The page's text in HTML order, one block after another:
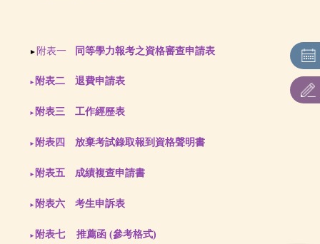
► 附表一 同等學力報考之資格審查申請表
► 附表二 退費申請表
► 附表三 工作經歷表
► 附表四 放棄考試錄取報到資格聲明書
► 附表五 成績複查申請書
► 附表六 考生申訴表
► 附表七 推薦函 (參考格式)